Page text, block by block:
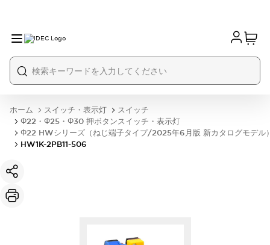
ホーム スイッチ・表示灯
スイッチ
Φ22・Φ25・Φ30 押ボタンスイッチ・表示灯
Φ22 HWシリーズ（ねじ端子タイプ/2025年6月版 新カタログモデル
HW1K-2PB11-506